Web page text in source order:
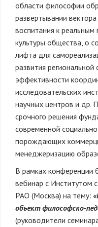
области философии
развертывании
воспитания к
культуры общества, о
лифта для
развития
эффективности
исследовательских
научных центров и др.
срочного решения
современной
порождающих
менеджеризацию
В рамках конференции
вебинар с Институтом
РАО (Москва) на тему:
объект философско-
(руководители